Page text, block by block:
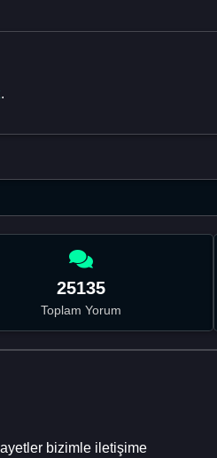
.
25135
Toplam Yorum
bizimle iletişime